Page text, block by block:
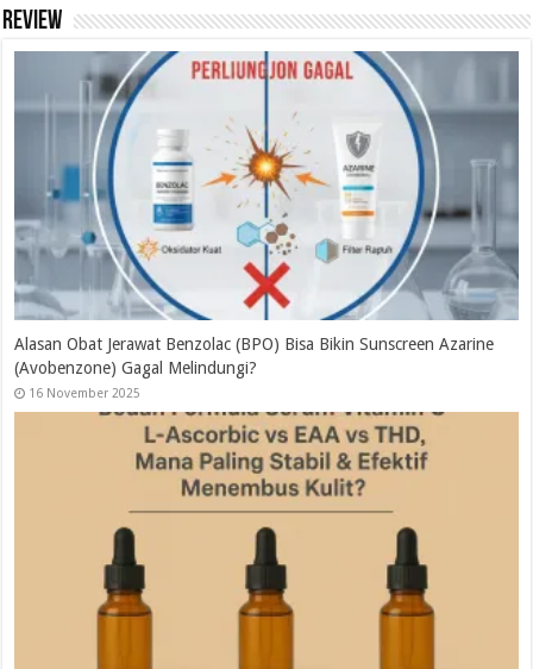
Review
Alasan Obat Jerawat Benzolac (BPO) Bisa Bikin Sunscreen Azarine
(Avobenzone) Gagal Melindungi?
16 November 2025